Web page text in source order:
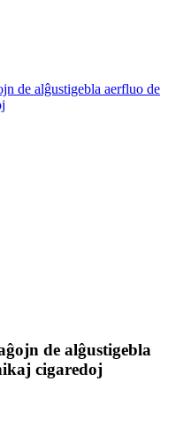
de alĝustigebla aerfluo de
de alĝustigebla
cigaredoj